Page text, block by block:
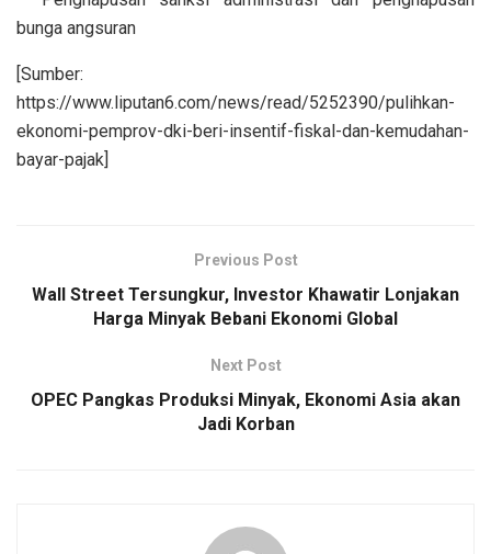
bunga angsuran
[Sumber:
https://www.liputan6.com/news/read/5252390/pulihkan-
ekonomi-pemprov-dki-beri-insentif-fiskal-dan-kemudahan-
bayar-pajak]
Previous Post
Wall Street Tersungkur, Investor Khawatir Lonjakan
Harga Minyak Bebani Ekonomi Global
Next Post
OPEC Pangkas Produksi Minyak, Ekonomi Asia akan
Jadi Korban